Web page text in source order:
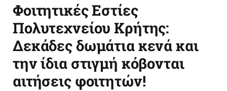
Φοιτητικές Εστίες
Πολυτεχνείου Κρήτης:
Δεκάδες δωμάτια κενά και
την ίδια στιγμή κόβονται
αιτήσεις φοιτητών!